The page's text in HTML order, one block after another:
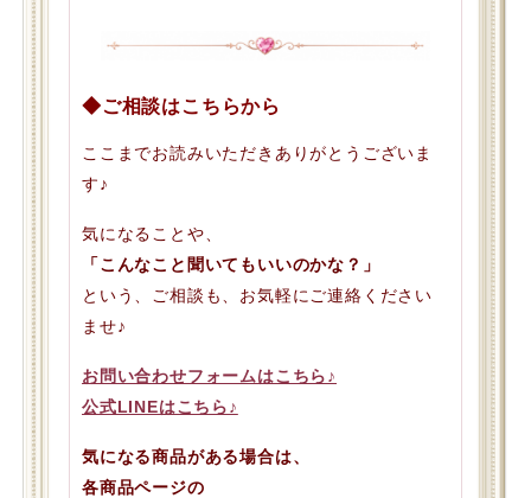
◆ご相談はこちらから
ここまでお読みいただきありがとうございま
す♪
気になることや、
「こんなこと聞いてもいいのかな？」
という、ご相談も、お気軽にご連絡ください
ませ♪
お問い合わせフォームはこちら♪
公式LINEはこちら♪
気になる商品がある場合は、
各商品ページの